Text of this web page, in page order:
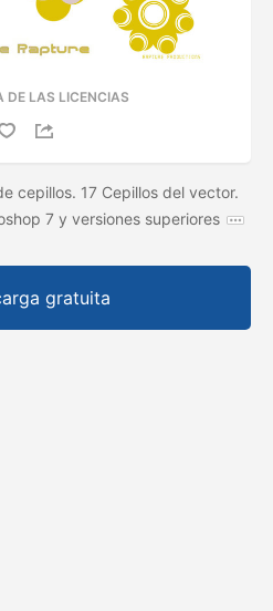
DE LAS LICENCIAS
cepillos. 17 Cepillos del vector.
7 y versiones superiores
gratuita